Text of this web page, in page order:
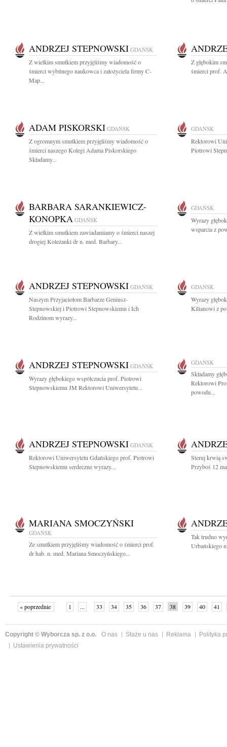
ANDRZEJ STEPNOWSKI GDAŃSK
Z wielkim smutkiem przyjęliśmy wiadomość o
śmierci wybitnego naukowca i założyciela firmy C-
Map...
Z głębokim
śmierci prof.
ADAM PISKORSKI GDAŃSK
Z ogromnym smutkiem przyjęliśmy wiadomość o
śmierci naszego Kolegi Adama Piskorskiego
Składamy...
GDAŃSK
Rektorowi
Piotrowi
BARBARA SARANKIEWICZ-
KONOPKA GDAŃSK
Z wielkim smutkiem zawiadamiamy o śmierci naszej
drogiej Koleżanki dr n. med. Barbary...
GDAŃSK
Wyrazy
wsparcia z
ANDRZEJ STEPNOWSKI GDAŃSK
Naszym Przyjaciołom Barbarze Geniusz-
Stepnowskiej i Piotrowi Stepnowskiemu i Ich
Rodzinom wyrazy...
GDAŃSK
Wyrazy
Kilianowi z
ANDRZEJ STEPNOWSKI GDAŃSK
Wyrazy głębokiego współczucia prof. Piotrowi
Stepnowskiemu JM Rektorowi Uniwersytetu...
GDAŃSK
Składamy
Rektorowi
powodu...
ANDRZEJ STEPNOWSKI GDAŃSK
Rektorowi Uniwersytetu Gdańskiego prof. Piotrowi
Stepnowskiemu serdeczne wyrazy...
Steruj krwią
Przyboś 12
MARIANA SMOCZYŃSKI
GDAŃSK
Ze smutkiem przyjęliśmy wiadomość o śmierci prof.
dr hab. n. med. Mariana Smoczyńskiego...
Tak trudno
Urbańskiego
« poprzednie 1 ... 33 34 35 36 37 38 39 40
41
Copyright © Wyborcza sp. z o.o. O nas Staże u nas Reklama
Polityka
Ustawienia prywatności